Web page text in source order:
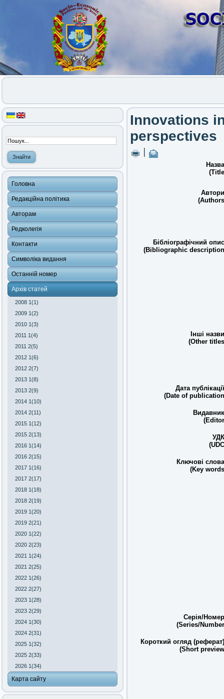
Головна
Редакційна політика
Авторам
Редколегія
Контакти
Символіка видання
Останній номер
Архів статей
2008 1(1)
2009 1(2)
2010 1(3)
2011 1(4)
2011 2(5)
2012 1(6)
2012 2(7)
2013 1(8)
2013 2(9)
2014 1(10)
2014 2(11)
2015 1(12)
2015 2(13)
2016 1(14)
2016 2(15)
2017 1(16)
2017 2(17)
2018 1(18)
2018 2(19)
2019 1(20)
2019 2(21)
2020 1(22)
2020 2(23)
2021 1(24)
2021 2(25)
2022 1(26)
2022 2(27)
2023 1(28)
2023 2(29)
2024 1(30)
2024 2(31)
2025 1(32)
2025 2(33)
2026 1(34)
Карта сайту
Innovations
perspectives
Бібліографічний
(Bibliographic
Інші
(Other
Дата
(Date of
Ключові
(Key
Серія/
(Series/
Короткий огляд
(Short